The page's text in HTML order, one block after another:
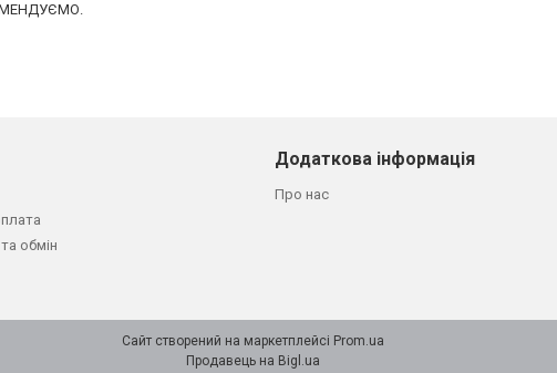
обмін
Додаткова інформація
Про нас
Сайт створений на маркетплейсі Prom.ua
Продавець на Bigl.ua